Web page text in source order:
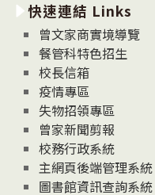
消
息
News
快速連結 Links
曾文家商實境導覽
餐管科特色招生
校長信箱
疫情專區
失物招領專區
曾家新聞剪報
校務行政系統
主網頁後端管理系統
圖書館資訊查詢系統